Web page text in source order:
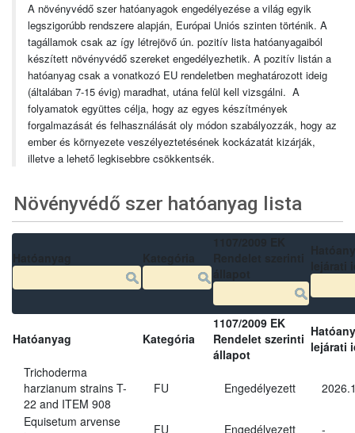
A növényvédő szer hatóanyagok engedélyezése a világ egyik
legszigorúbb rendszere alapján, Európai Uniós szinten történik. A
tagállamok csak az így létrejövő ún. pozitív lista hatóanyagaiból
készített növényvédő szereket engedélyezhetik. A pozitív listán a
hatóanyag csak a vonatkozó EU rendeletben meghatározott ideig
(általában 7-15 évig) maradhat, utána felül kell vizsgálni. A
folyamatok együttes célja, hogy az egyes készítmények
forgalmazását és felhasználását oly módon szabályozzák, hogy az
ember és környezete veszélyeztetésének kockázatát kizárják,
illetve a lehető legkisebbre csökkentsék.
Növényvédő szer hatóanyag lista
Hatóanyag Kategória
1107/2009 EK
Rendelet szerinti
állapot
lejárati
Trichoderma
harzianum strains T-
22 and ITEM 908
FU Engedélyezett
Equisetum arvense
FU Engedélyezett
-